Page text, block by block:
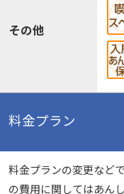
その他
料金プラン
料金プランの変更など
の費用に関してはあん